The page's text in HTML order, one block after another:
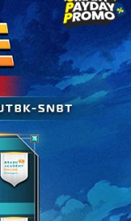
primer
lebih
kerja.
adalah
ini